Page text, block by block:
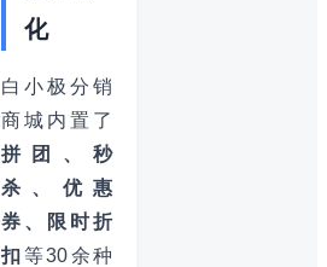
化
白小极分销
商城内置了
拼团、秒
杀、优惠
券、限时折
扣等30余种